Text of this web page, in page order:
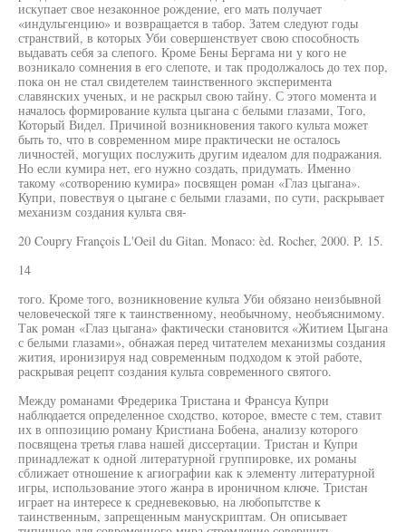
искупает свое незаконное рождение, его мать получает
«индульгенцию» и возвращается в табор. Затем следуют годы
странствий, в которых Уби совершенствует свою способность
выдавать себя за слепого. Кроме Бены Бергама ни у кого не
возникало сомнения в его слепоте, и так продолжалось до тех пор,
пока он не стал свидетелем таинственного эксперимента
славянских ученых, и не раскрыл свою тайну. С этого момента и
началось формирование культа цыгана с белыми глазами, Того,
Который Видел. Причиной возникновения такого культа может
быть то, что в современном мире практически не осталось
личностей, могущих послужить другим идеалом для подражания.
Но если кумира нет, его нужно создать, придумать. Именно
такому «сотворению кумира» посвящен роман «Глаз цыгана».
Купри, повествуя о цыгане с белыми глазами, по сути, раскрывает
механизм создания культа свя-
20 Coupry François L'Oeil du Gitan. Monaco: èd. Rocher, 2000. P. 15.
14
того. Кроме того, возникновение культа Уби обязано неизбывной
человеческой тяге к таинственному, необычному, необъяснимому.
Так роман «Глаз цыгана» фактически становится «Житием Цыгана
с белыми глазами», обнажая перед читателем механизмы создания
жития, иронизируя над современным подходом к этой работе,
раскрывая рецепт создания культа современного святого.
Между романами Фредерика Тристана и Франсуа Купри
наблюдается определенное сходство, которое, вместе с тем, ставит
их в оппозицию роману Кристиана Бобена, анализу которого
посвящена третья глава нашей диссертации. Тристан и Купри
принадлежат к одной литературной группировке, их романы
сближает отношение к агиографии как к элементу литературной
игры, использование этого жанра в ироничном ключе. Тристан
играет на интересе к средневековью, на любопытстве к
таинственным, запрещенным манускриптам. Он описывает